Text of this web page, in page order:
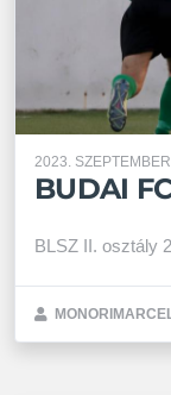
2023.
BUDAI
BLSZ II. osztály